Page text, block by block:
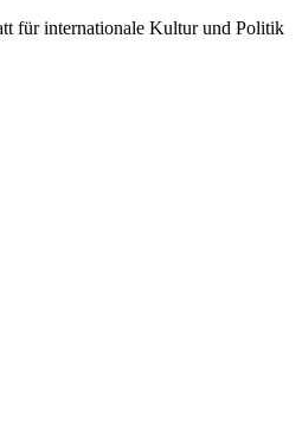
für internationale Kultur und Politik